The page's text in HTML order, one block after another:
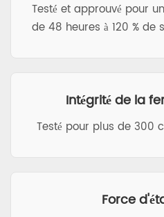
Testé et approuvé pour
de 48 heures à 120 %
Intégrité de la
Testé pour plus de 300
Force